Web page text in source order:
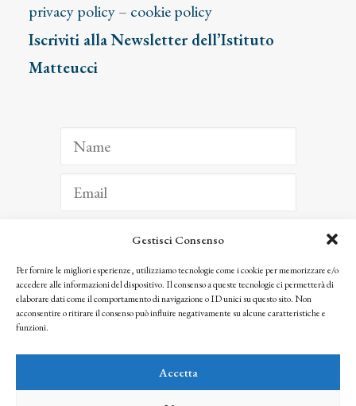
Gestisci Consenso
Per fornire le migliori esperienze, utilizziamo tecnologie come i cookie per memorizzare e/o
accedere alle informazioni del dispositivo. Il consenso a queste tecnologie ci permetterà di
elaborare dati come il comportamento di navigazione o ID unici su questo sito. Non
acconsentire o ritirare il consenso può influire negativamente su alcune caratteristiche e
funzioni.
Accetta
privacy policy– cookie policy
Iscriviti alla Newsletter dell’Istituto
Matteucci
ISCRIVITI
Facendo clic per iscriverti, riconosci che le tue informazioni saranno trattate
seguendo la nostra Privacy Policy
© 2025 Istituto Matteucci. All right reserved
l’autorizzazione scritta dei proprietari dei diritti e dell’Istituto Matteucci